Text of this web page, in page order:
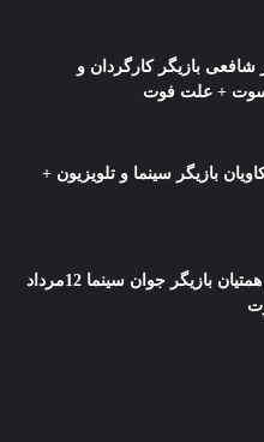
بازیگر کارگردان و
+ علت فوت
بازیگر سینما و تلویزیون +
درگذشت مریم همتیان بازیگر جوان سینما 12مرداد